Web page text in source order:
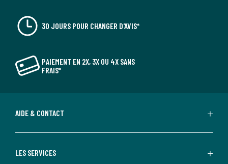
30 JOURS POUR CHANGER D'AVIS*
PAIEMENT EN 2X, 3X OU 4X SANS
FRAIS*
AIDE & CONTACT
LES SERVICES